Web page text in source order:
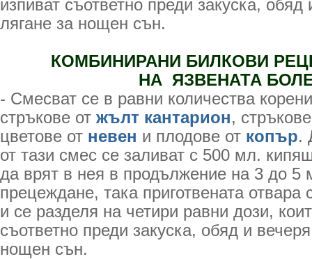
изпиват съответно преди закуска,
лягане за нощен сън.
КОМБИНИРАНИ БИЛКОВИ
НА ЯЗВЕНАТА
- Смесват се в равни количества
стръкове от жълт кантарион,
цветове от невен и плодове от копър.
от тази смес се заливат с 500 мл.
да врят в нея в продължение на 3 до 5
прецеждане, така приготвената отвара
и се разделя на четири равни дози,
съответно преди закуска, обяд и
нощен сън.